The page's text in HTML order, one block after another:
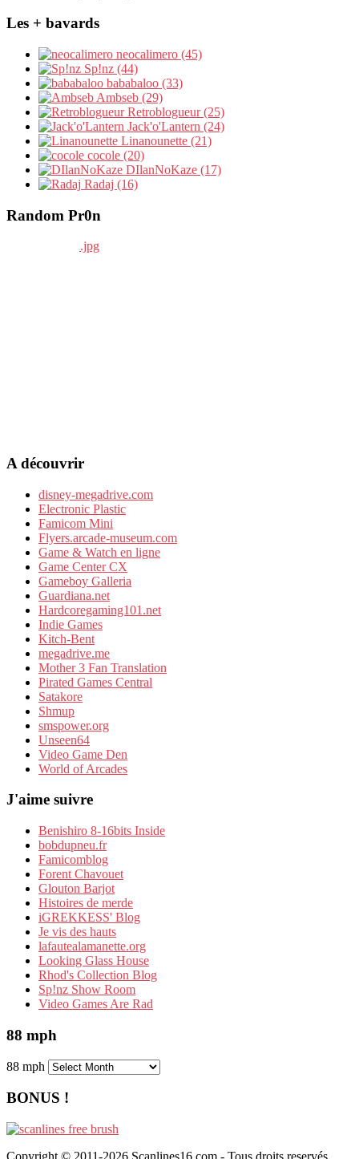
Les + bavards
neocalimero (45)
Sp!nz (44)
bababaloo (33)
Ambseb (29)
Retroblogueur (25)
Jack'o'Lantern (24)
Linanounette (21)
cocole (20)
DIlanNoKaze (17)
Radaj (16)
Random Pr0n
A découvrir
disney-megadrive.com
Electronic Plastic
Famicom Mini
Flyers.arcade-museum.com
Game & Watch en ligne
Game Center CX
Gameboy Galleria
Guardiana.net
Hardcoregaming101.net
Indie Games
Kitch-Bent
megadrive.me
Mother 3 Fan Translation
Pirated Games Central
Satakore
Shmup
smspower.org
Unseen64
Video Game Den
World of Arcades
J'aime suivre
Benishiro 8-16bits Inside
bobdupneu.fr
Famicomblog
Forent Chavouet
Glouton Barjot
Histoires de merde
iGREKKESS' Blog
Je vis des hauts
lafautealamanette.org
Looking Glass House
Rhod's Collection Blog
Sp!nz Show Room
Video Games Are Rad
88 mph
88 mph
BONUS !
Copyright © 2011-2026 Scanlines16.com - Tous droits reservés